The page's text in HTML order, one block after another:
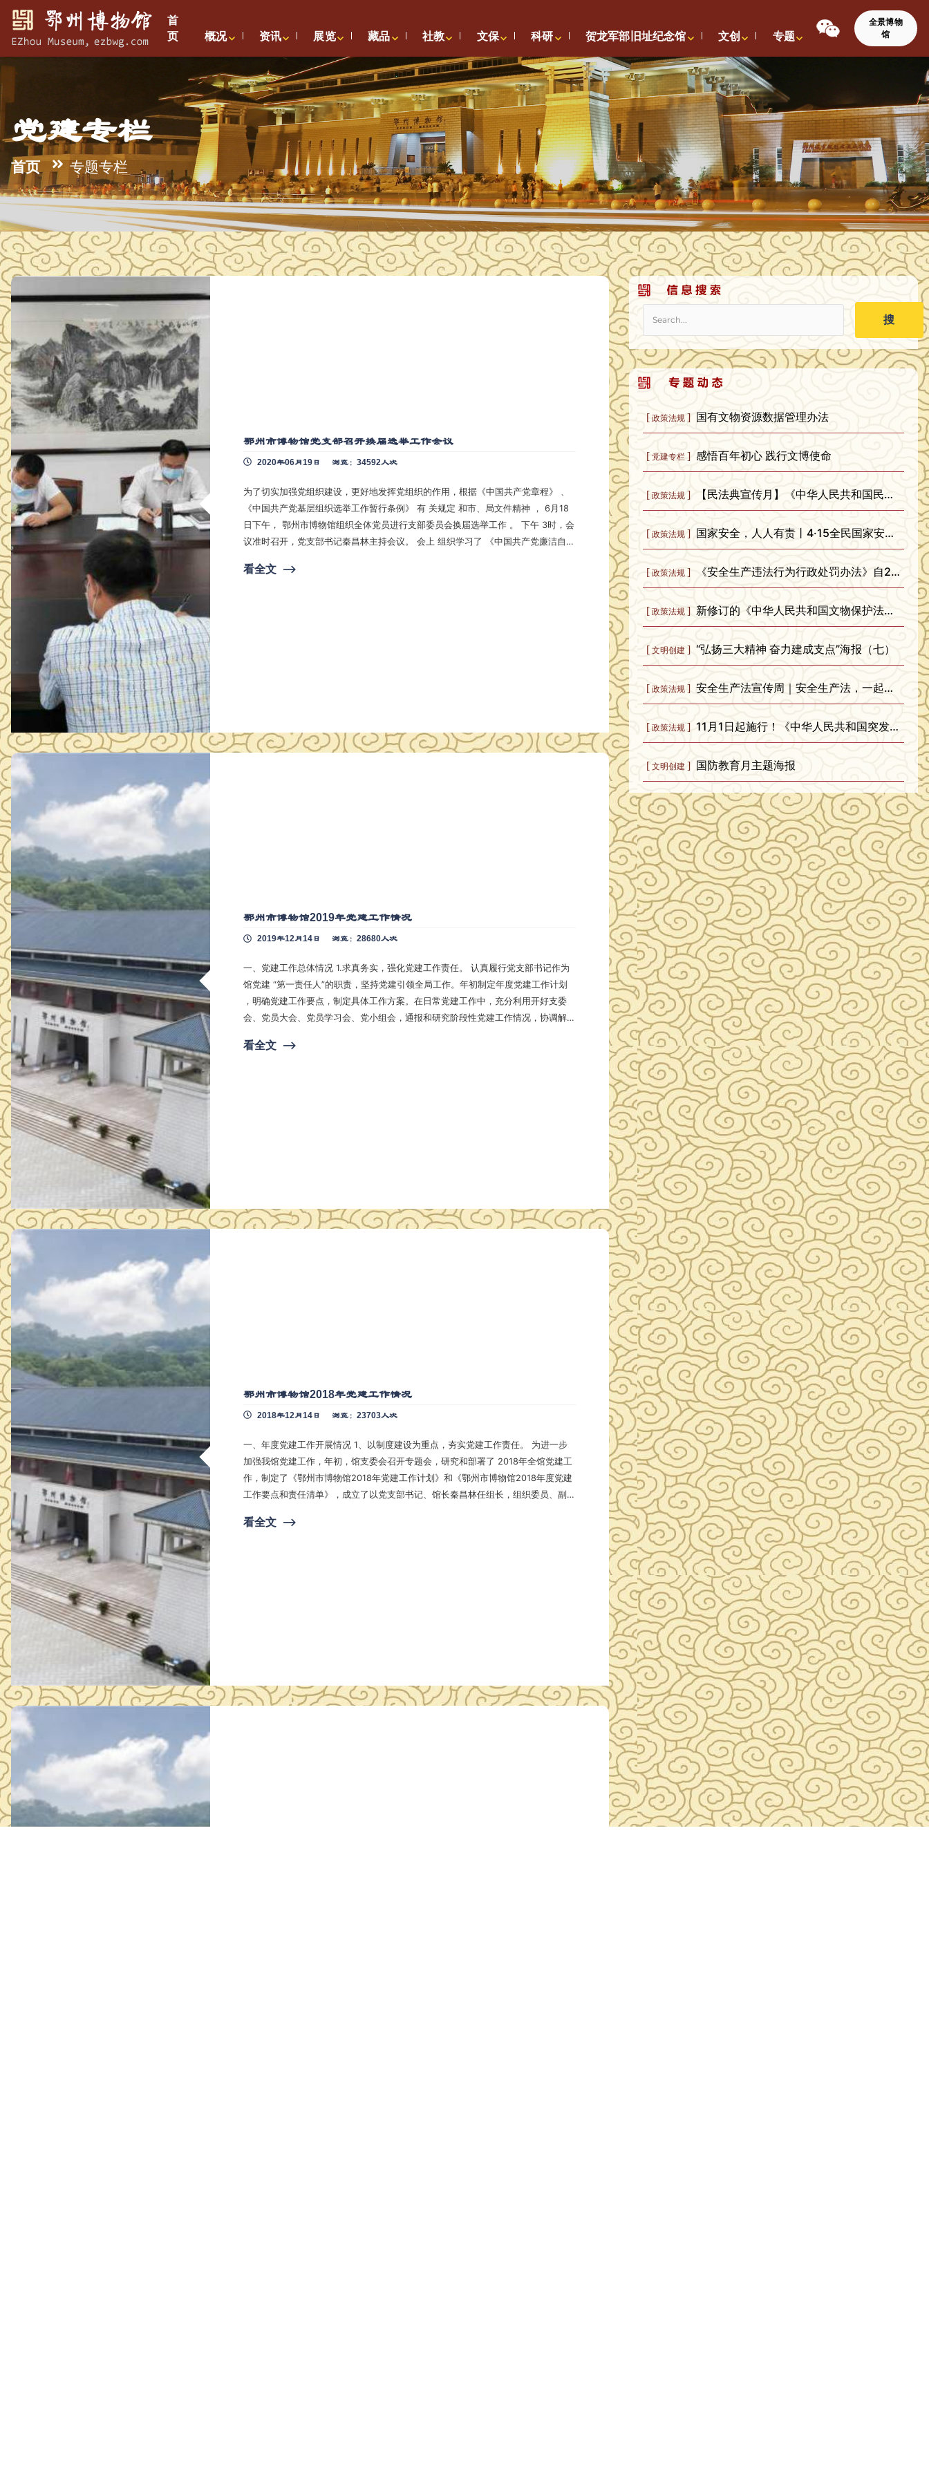
首
页
概况 资讯 展览 藏品 社教 文保 科研 贺龙军部旧址纪念馆 文创 专题
全景博物
馆
党建专栏
首页 专题专栏
鄂州市博物馆党支部召开换届选举工作会议
2020年06月19日 浏览：34592人次
为了切实加强党组织建设，更好地发挥党组织的作用，根据《中国共产党章程》 、
《中国共产党基层组织选举工作暂行条例》 有 关规定 和市、局文件精神 ， 6月18
日下午， 鄂州市博物馆组织全体党员进行支部委员会换届选举工作 。 下午 3时，会
议准时召开，党支部书记秦昌林主持会议。 会上 组织学习了 《中国共产党廉洁自律
看全文 ⟶
鄂州市博物馆2019年党建工作情况
2019年12月14日 浏览：28680人次
一、党建工作总体情况 1.求真务实，强化党建工作责任。 认真履行党支部书记作为
馆党建 “第一责任人”的职责，坚持党建引领全局工作。年初制定年度党建工作计划
，明确党建工作要点，制定具体工作方案。在日常党建工作中，充分利用开好支委
会、党员大会、党员学习会、党小组会，通报和研究阶段性党建工作情况，协调解
.提升素质，加强个人党性修养。 注重加强自身素质的修养锻炼，坚持以党规党纪，
看全文 ⟶
鄂州市博物馆2018年党建工作情况
2018年12月14日 浏览：23703人次
一、年度党建工作开展情况 1、以制度建设为重点，夯实党建工作责任。 为进一步
加强我馆党建工作，年初，馆支委会召开专题会，研究和部署了 2018年全馆党建工
作，制定了《鄂州市博物馆2018年党建工作计划》和《鄂州市博物馆2018年度党建
工作要点和责任清单》，成立了以党支部书记、馆长秦昌林任组长，组织委员、副
党建工作领导小组，秦昌林同志是全馆党建工作第一责任人，支部委员会其余同志
看全文 ⟶
搜
[ 政策法规 ] 国有文物资源数据管理办法
[ 党建专栏 ] 感悟百年初心 践行文博使命
[ 政策法规 ] 【民法典宣传月】《中华人民共和国民法典》知识普及
[ 政策法规 ] 国家安全，人人有责丨4·15全民国家安全教育日
[ 政策法规 ] 《安全生产违法行为行政处罚办法》自2026年2月1日起施行
[ 政策法规 ] 新修订的《中华人民共和国文物保护法》实施一周年
[ 文明创建 ] “弘扬三大精神 奋力建成支点”海报（七）
[ 政策法规 ] 安全生产法宣传周｜安全生产法，一起学！
[ 政策法规 ] 11月1日起施行！《中华人民共和国突发公共卫生事件应对法》全文发布
[ 文明创建 ] 国防教育月主题海报